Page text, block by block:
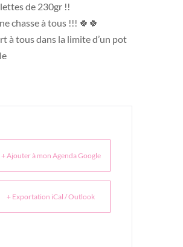
de 230gr !!
chasse à tous !!! 🍀🍀
à tous dans la limite d’un pot
+ Ajouter à mon Agenda Google
+ Exportation iCal / Outlook